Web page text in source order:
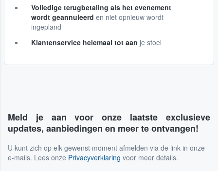
Volledige terugbetaling als het evenement
wordt geannuleerd en niet opnieuw wordt
ingepland
Klantenservice helemaal tot aan je stoel
Meld je aan voor onze laatste exclusieve
updates, aanbiedingen en meer te ontvangen!
U kunt zich op elk gewenst moment afmelden via de link in onze
e-mails. Lees onze Privacyverklaring voor meer details.